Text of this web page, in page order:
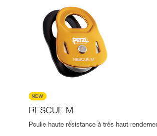
RESCUE M
Poulie haute résistance à très haut